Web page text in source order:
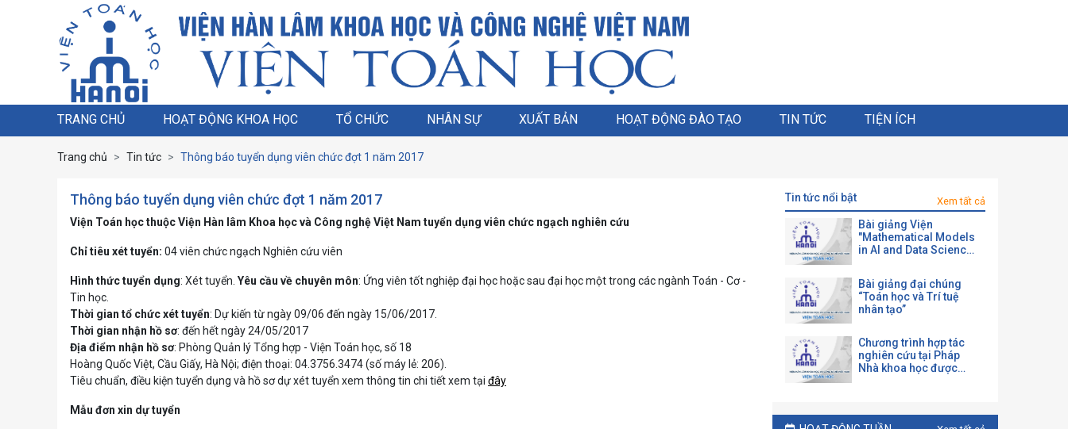
TRANG CHỦ HOẠT ĐỘNG KHOA HỌC TỔ CHỨC NHÂN SỰ XUẤT BẢN HOẠT ĐỘNG ĐÀO TẠO TIN TỨC TIỆN ÍCH
Trang chủ Tin tức Thông báo tuyển dụng viên chức đợt 1 năm 2017
Thông báo tuyển dụng viên chức đợt 1 năm 2017
Viện Toán học thuộc Viện Hàn lâm Khoa học và Công nghệ Việt Nam tuyển dụng viên chức ngạch nghiên cứu
Chỉ tiêu xét tuyển: 04 viên chức ngạch Nghiên cứu viên
Hình thức tuyển dụng: Xét tuyển. Yêu cầu về chuyên môn: Ứng viên tốt nghiệp đại học hoặc sau đại học một trong các ngành Toán - Cơ -
Tin học.
Thời gian tổ chức xét tuyển: Dự kiến từ ngày 09/06 đến ngày 15/06/2017.
Thời gian nhận hồ sơ: đến hết ngày 24/05/2017
Địa điểm nhận hồ sơ: Phòng Quản lý Tổng hợp - Viện Toán học, số 18
Hoàng Quốc Việt, Cầu Giấy, Hà Nội; điện thoại: 04.3756.3474 (số máy lẻ: 206).
Tiêu chuẩn, điều kiện tuyển dụng và hồ sơ dự xét tuyển xem thông tin chi tiết xem tại đây
Mẫu đơn xin dự tuyển
tin tức nổi bật Xem tất cả
Bài giảng Viện
"Mathematical Models
in AI and Data Science
Bài giảng đại chúng
“Toán học và Trí tuệ
nhân tạo”
Chương trình hợp tác
nghiên cứu tại Pháp
Nhà khoa học được
CNRS